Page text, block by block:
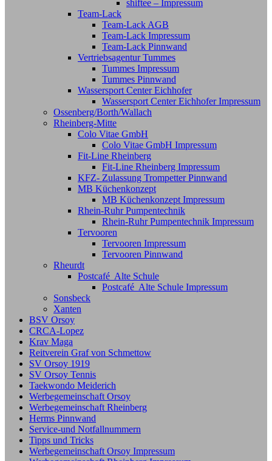
shiftee – Impressum
Team-Lack
Team-Lack AGB
Team-Lack Impressum
Team-Lack Pinnwand
Vertriebsagentur Tummes
Tummes Impressum
Tummes Pinnwand
Wassersport Center Eichhofer
Wassersport Center Eichhofer Impressum
Ossenberg/Borth/Wallach
Rheinberg-Mitte
Colo Vitae GmbH
Colo Vitae GmbH Impressum
Fit-Line Rheinberg
Fit-Line Rheinberg Impressum
KFZ- Zulassung Trompetter Pinnwand
MB Küchenkonzept
MB Küchenkonzept Impressum
Rhein-Ruhr Pumpentechnik
Rhein-Ruhr Pumpentechnik Impressum
Tervooren
Tervooren Impressum
Tervooren Pinnwand
Rheurdt
Postcafé Alte Schule
Postcafé Alte Schule Impressum
Sonsbeck
Xanten
BSV Orsoy
CRCA-Lopez
Krav Maga
Reitverein Graf von Schmettow
SV Orsoy 1919
SV Orsoy Tennis
Taekwondo Meiderich
Werbegemeinschaft Orsoy
Werbegemeinschaft Rheinberg
Herms Pinnwand
Service-und Notfallnummern
Tipps und Tricks
Werbegemeinschaft Orsoy Impressum